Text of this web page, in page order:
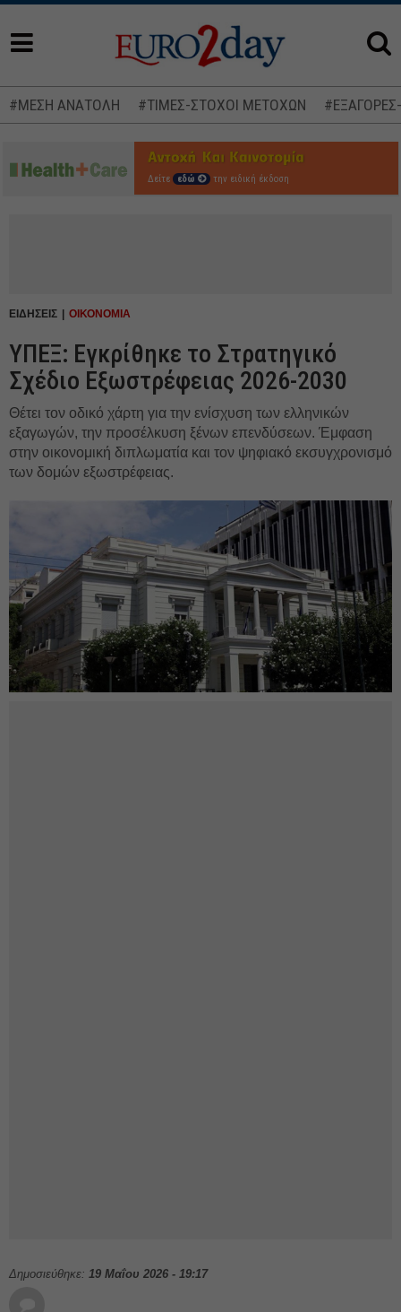
#ΜΕΣΗ ΑΝΑΤΟΛΗ #ΤΙΜΕΣ-ΣΤΟΧΟΙ ΜΕΤΟΧΩΝ
Δείτε εδώ την ειδική έκδοση
ΕΙΔΗΣΕΙΣ ΟΙΚΟΝΟΜΙΑ
ΥΠΕΞ: Εγκρίθηκε το Στρατηγικό
Σχέδιο Εξωστρέφειας 2026-2030
Θέτει τον οδικό χάρτη για την ενίσχυση των ελληνικών
εξαγωγών, την προσέλκυση ξένων επενδύσεων. Έμφαση
στην οικονομική διπλωματία και τον ψηφιακό εκσυγχρονισμό
των δομών εξωστρέφειας.
Δημοσιεύθηκε: 19 Μαΐου 2026 - 19:17